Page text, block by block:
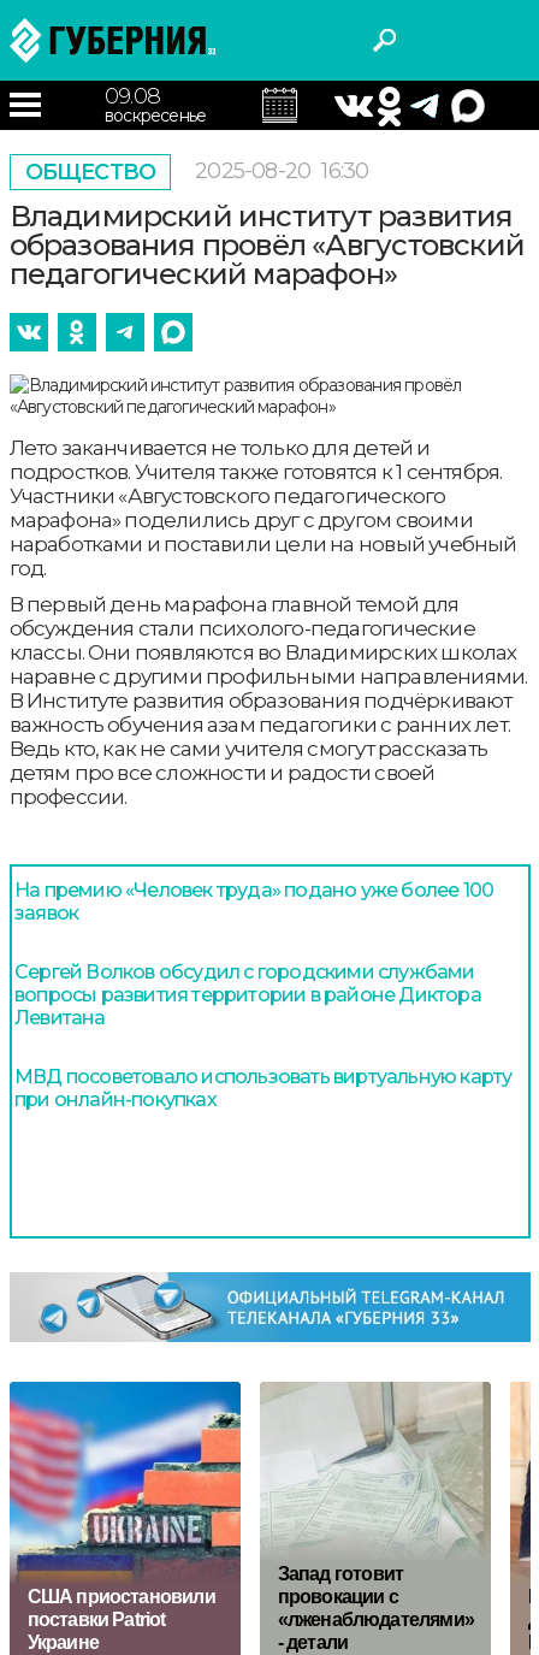
09.08
воскресенье
ОБЩЕСТВО 2025-08-20 16:30
Владимирский институт развития
образования провёл «Августовский
педагогический марафон»
Лето заканчивается не только для детей и
подростков. Учителя также готовятся к 1 сентября.
Участники «Августовского педагогического
марафона» поделились друг с другом своими
наработками и поставили цели на новый учебный
год.
В первый день марафона главной темой для
обсуждения стали психолого-педагогические
классы. Они появляются во Владимирских школах
наравне с другими профильными направлениями.
В Институте развития образования подчёркивают
важность обучения азам педагогики с ранних лет.
Ведь кто, как не сами учителя смогут рассказать
детям про все сложности и радости своей
профессии.
На премию «Человек труда» подано уже более 100
заявок
Сергей Волков обсудил с городскими службами
вопросы развития территории в районе Диктора
Левитана
МВД посоветовало использовать виртуальную карту
при онлайн-покупках
США приостановили
поставки Patriot
Украине
Запад готовит
провокации с
«лженаблюдателями»
- детали